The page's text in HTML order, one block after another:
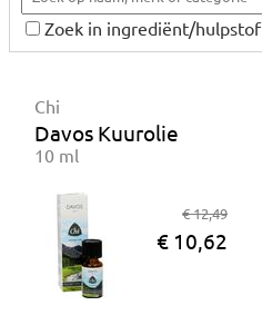
Zoek in ingrediënt/hulpstof
Chi
Davos Kuurolie
10 ml
€ 12,49
€ 10,62